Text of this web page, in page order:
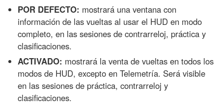
POR DEFECTO: mostrará una ventana con
información de las vueltas al usar el HUD en modo
completo, en las sesiones de contrarreloj, práctica y
clasificaciones.
ACTIVADO: mostrará la venta de vueltas en todos los
modos de HUD, excepto en Telemetría. Será visible
en las sesiones de práctica, contrarreloj y
clasificaciones.